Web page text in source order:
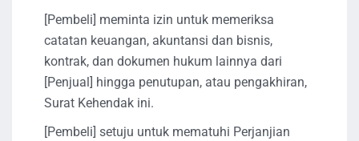
[Pembeli] meminta izin untuk memeriksa
catatan keuangan, akuntansi dan bisnis,
kontrak, dan dokumen hukum lainnya dari
[Penjual] hingga penutupan, atau pengakhiran,
Surat Kehendak ini.
[Pembeli] setuju untuk mematuhi Perjanjian